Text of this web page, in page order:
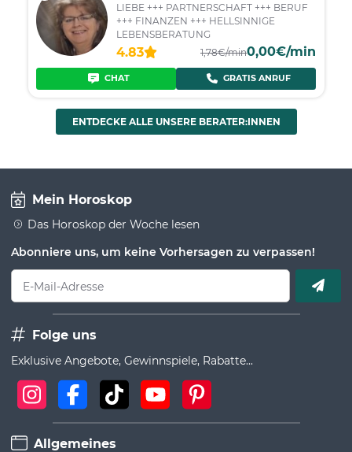
LIEBE +++ PARTNERSCHAFT +++ BERUF
+++ FINANZEN +++ HELLSINNIGE
LEBENSBERATUNG
4.83 1,78€/min0,00€/min
CHAT GRATIS ANRUF
ENTDECKE ALLE UNSERE BERATER:INNEN
Mein Horoskop
Das Horoskop der Woche lesen
Abonniere uns, um keine Vorhersagen zu verpassen!
E-Mail-Adresse
Folge uns
Exklusive Angebote, Gewinnspiele, Rabatte...
Allgemeines